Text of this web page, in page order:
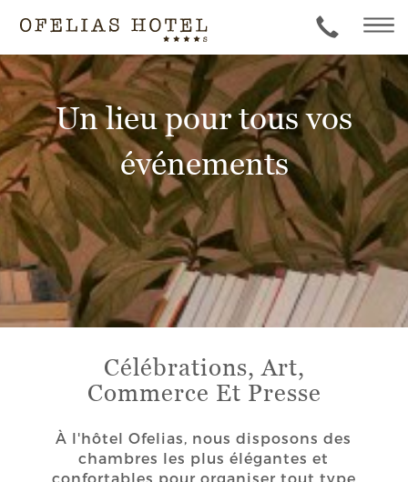
Un lieu pour tous vos
événements
Célébrations, Art,
Commerce Et Presse
À l'hôtel Ofelias, nous disposons des
chambres les plus élégantes et
confortables pour organiser tout type